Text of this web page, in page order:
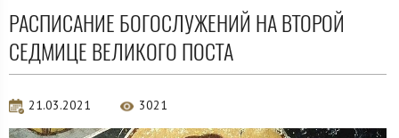
РАСПИСАНИЕ БОГОСЛУЖЕНИЙ НА ВТОРОЙ
СЕДМИЦЕ ВЕЛИКОГО ПОСТА
21.03.2021 3021